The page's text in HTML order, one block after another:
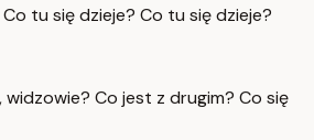
tu się dzieje? Co tu się dzieje?
Co jest z drugim? Co się